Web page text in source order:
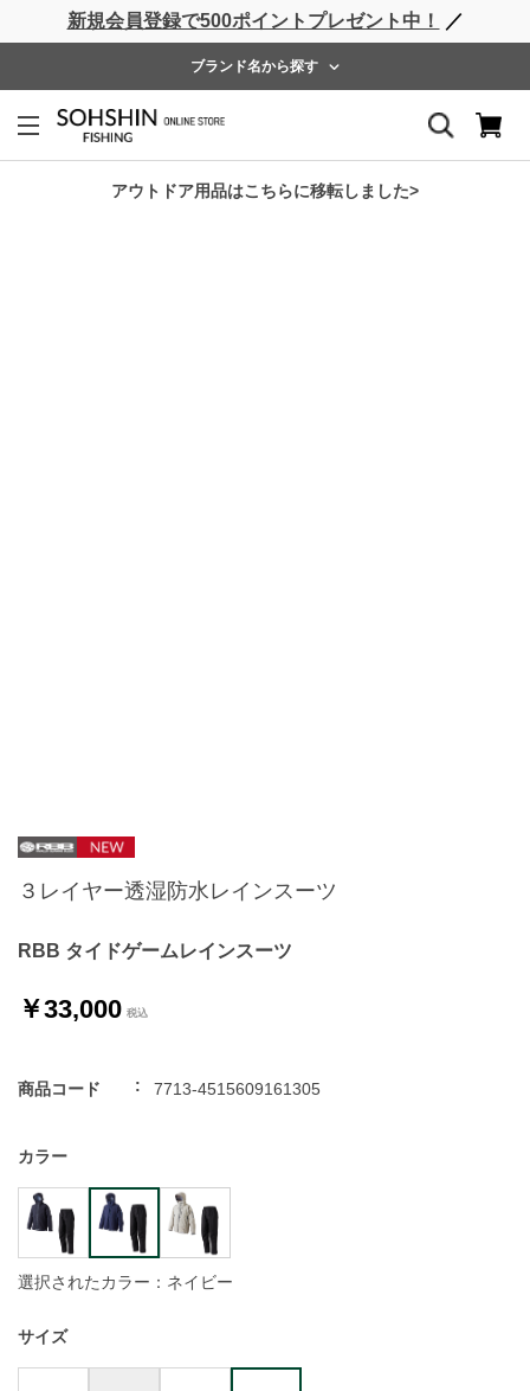
新規会員登録で500ポイントプレゼント中！ ／
ブランド名から探す
アウトドア用品はこちらに移転しました>
ライフベスト ウェーダー レインウェア フットウェア
ホーム > RBB >
RBB タイドゲームレインスーツ
３レイヤー透湿防水レインスーツ
￥33,000
商品コード 7713-4515609161305
カラー
選択されたカラー：ネイビー
サイズ